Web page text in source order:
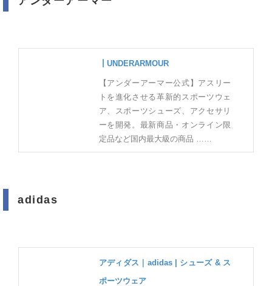
┃UNDERARMOUR
【アンダーアーマー公式】アスリー
トを進化させる革新的スポーツウェ
ア、スポーツシューズ、アクセサリ
ーを開発。最新商品・オンライン限
定品など国内最大級の商品 ……
adidas
アディダス｜adidas | シューズ & ス
ポーツウェア